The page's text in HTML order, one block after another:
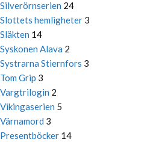
Silverörnserien 24
Slottets hemligheter 3
Släkten 14
Syskonen Alava 2
Systrarna Stiernfors 3
Tom Grip 3
Vargtrilogin 2
Vikingaserien 5
Värnamord 3
Presentböcker 14